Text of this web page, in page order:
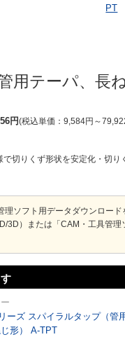
PT
用テーパ、長
円 税込単価 9,584円 ～
で切りくず形状を安定化・切
理ソフト用データダウンロー
3D）または「CAM・工具管
ーズ スパイラルタップ（管
形） A-TPT